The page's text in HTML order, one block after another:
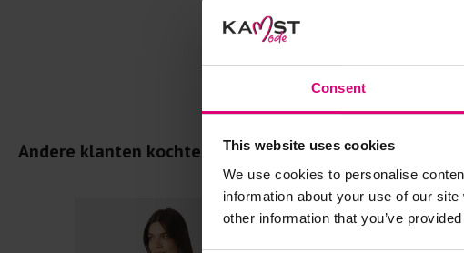
Consent
This website uses cookies
We use cookies to personalise
information about your use of our
other information that you’ve
Andere klanten kochten dit ook